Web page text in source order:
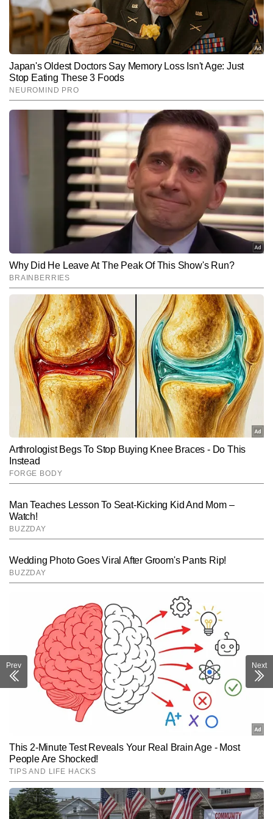
Hindi NewsEducation
कुलदीप राघव AUTHOR
कुलदीप राघव प्रिंट और डिजिटल पत्रकारिता में 13 वर्षों से अधिक अनुभव का
रखने वाले पत्रकार हैं। टाइम्स नाउ नवभारत डिजिटल में वह एजुकेशन सेक्शन को
लीड कर रहे हैं। एजुकेशन सेक्टर की गहरी समझ और लगातार फील्ड-ओरिएंटेड
रिपोर्टिंग के कारण कुलदीप इस बीट के भरोसेमंद पत्रकारों में गिने जाते हैं। वे स्कूल
और उच्च शिक्षा, प्रतियोगी परीक्षाएं, एडमिशन और काउंसलिंग प्रोसेस, स्कॉलरशिप,
करियर गाइडेंस, जॉब अलर्ट, स्किल डेवलपमेंट और युवाओं से जुड़े सामाजिक-
शैक्षणिक मुद्दों पर तथ्यात्मक और आसान भाषा में खबरें पब्लिश करते हैं। कुलदीप ने
अब तक 18,000 से अधिक बाइलाइन स्टोरीज लिखी हैं, जिनमें कई एक्सक्लूसिव
रिपोर्ट्स, विश्लेषण, डेटा आधारित रिपोर्ट्स और एक्सप्लेनर शामिल हैं।
और पढ़ें
Subscribe to our daily Newsletter!
SUBMIT
Prev Next